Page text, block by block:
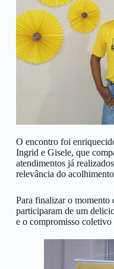
O encontro foi
Ingrid e Gisele, que
atendimentos já
relevância do
Para finalizar o momento
participaram de um
e o compromisso